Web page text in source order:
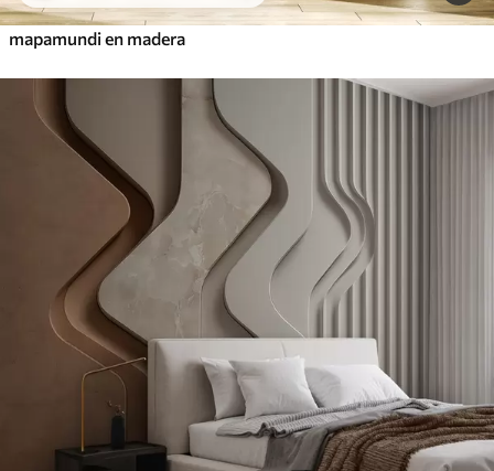
mapamundi en madera